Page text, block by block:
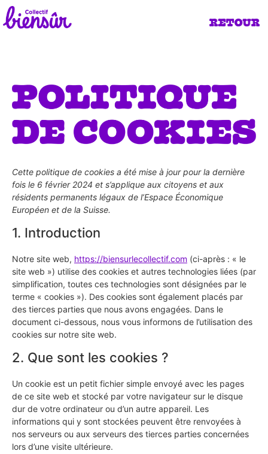
Cette politique de cookies a été mise à jour pour la dernière
fois le 6 février 2024 et s’applique aux citoyens et aux
résidents permanents légaux de l’Espace Économique
Européen et de la Suisse.
1. Introduction
Notre site web, https://biensurlecollectif.com (ci-après : « le
site web ») utilise des cookies et autres technologies liées (par
simplification, toutes ces technologies sont désignées par le
terme « cookies »). Des cookies sont également placés par
des tierces parties que nous avons engagées. Dans le
document ci-dessous, nous vous informons de l’utilisation des
cookies sur notre site web.
2. Que sont les cookies ?
Un cookie est un petit fichier simple envoyé avec les pages
de ce site web et stocké par votre navigateur sur le disque
dur de votre ordinateur ou d’un autre appareil. Les
informations qui y sont stockées peuvent être renvoyées à
nos serveurs ou aux serveurs des tierces parties concernées
lors d’une visite ultérieure.